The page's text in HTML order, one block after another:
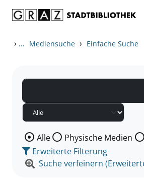
› ... Mediensuche › Einfache Suche
Wählen Sie die Medienart
Alle Physische Medien
Erweiterte Filterung
Suche verfeinern